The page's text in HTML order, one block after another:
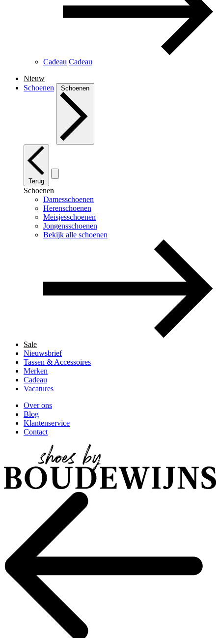
Cadeau Cadeau
Nieuw
Schoenen
Schoenen
Terug
Schoenen
Damesschoenen
Herenschoenen
Meisjesschoenen
Jongensschoenen
Bekijk alle schoenen
Sale
Nieuwsbrief
Tassen & Accessoires
Merken
Cadeau
Vacatures
Over ons
Blog
Klantenservice
Contact